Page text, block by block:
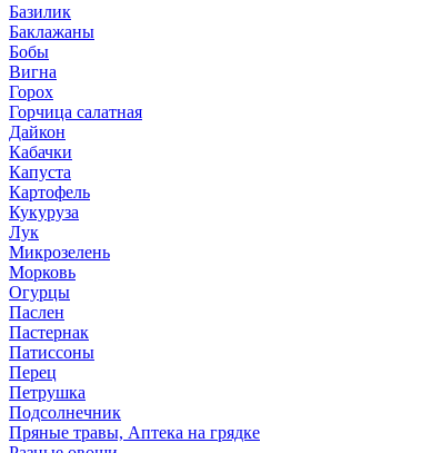
Базилик
Баклажаны
Бобы
Вигна
Горох
Горчица салатная
Дайкон
Кабачки
Капуста
Картофель
Кукуруза
Лук
Микрозелень
Морковь
Огурцы
Паслен
Пастернак
Патиссоны
Перец
Петрушка
Подсолнечник
Пряные травы, Аптека на грядке